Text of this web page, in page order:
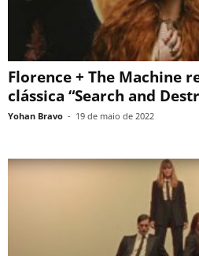
Florence + The Machine
clássica “Search and
Yohan Bravo - 19 de maio de 2022